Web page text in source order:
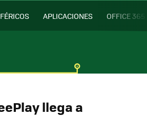
APLICACIONES OFFICE 365
llega a